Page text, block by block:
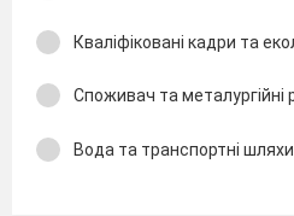
Кваліфіковані кадри та
Споживач та металургійні
Вода та транспортні шляхи